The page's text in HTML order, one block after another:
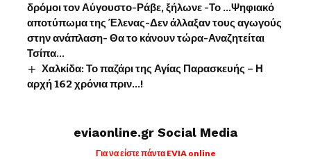
δρόμοι τον Αύγουστο-Ράβε, ξήλωνε -Το …Ψηφιακό
αποτύπωμα της Έλενας-Δεν άλλαξαν τους αγωγούς
στην ανάπλαση- Θα το κάνουν τώρα-Αναζητείται
Τσίπα…
Χαλκίδα: Το παζάρι της Αγίας Παρασκευής – Η
αρχή 162 χρόνια πριν…!
eviaonline.gr Social Media
Για να είστε πάντα EVIA online